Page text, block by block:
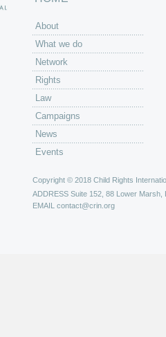
About
What we do
Network
Rights
Law
Campaigns
News
Events
Copyright © 2018 Child Rights
ADDRESS Suite 152, 88 Lower Marsh,
EMAIL contact@crin.org